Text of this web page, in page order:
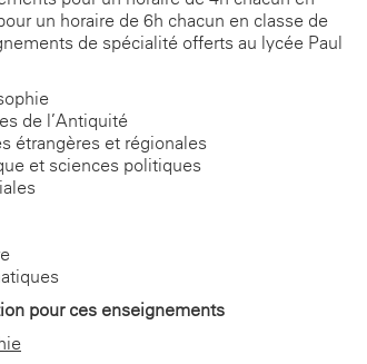
un horaire de 6h chacun en classe de
de spécialité offerts au lycée Paul
de l’Antiquité
étrangères et régionales
et sciences politiques
pour ces enseignements